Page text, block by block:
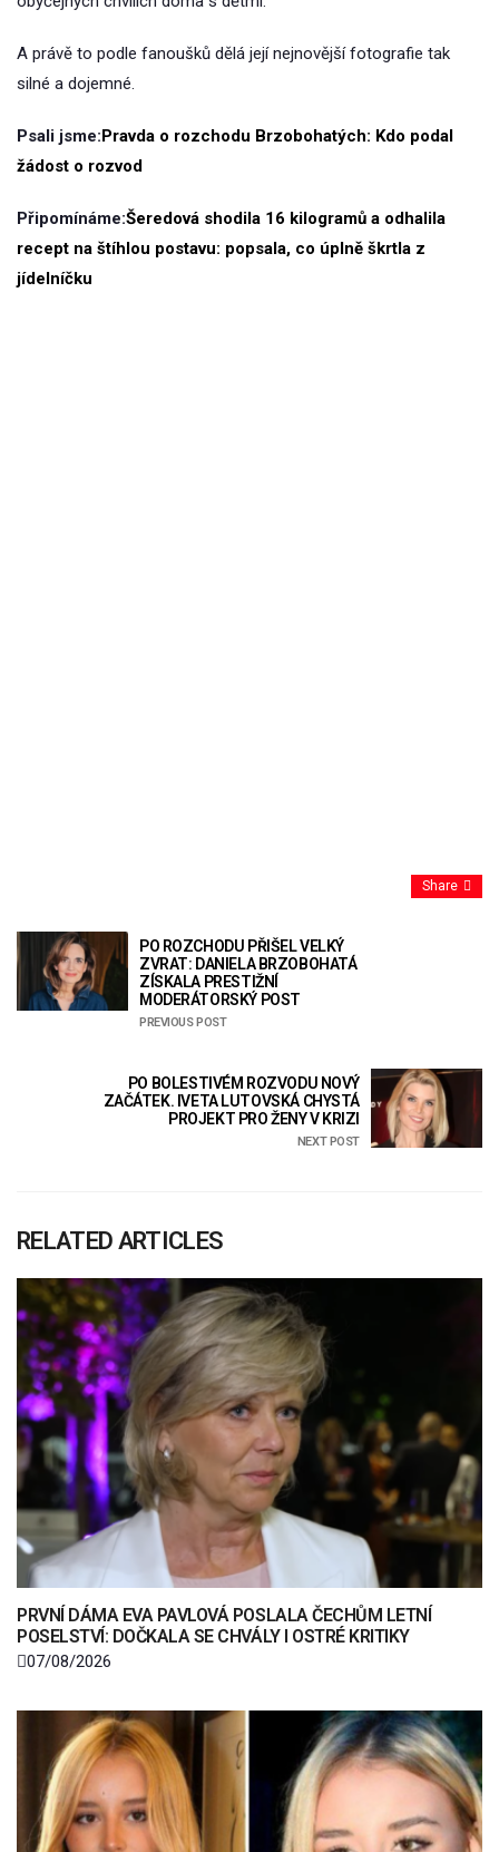
A právě to podle fanoušků dělá její nejnovější fotografie tak
silné a dojemné.
Psali jsme:Pravda o rozchodu Brzobohatých: Kdo podal
žádost o rozvod
Připomínáme:Šeredová shodila 16 kilogramů a odhalila
recept na štíhlou postavu: popsala, co úplně škrtla z
jídelníčku
Share
PO ROZCHODU PŘIŠEL VELKÝ
ZVRAT: DANIELA BRZOBOHATÁ
ZÍSKALA PRESTIŽNÍ
MODERÁTORSKÝ POST
PREVIOUS POST
PO BOLESTIVÉM ROZVODU NOVÝ
ZAČÁTEK. IVETA LUTOVSKÁ CHYSTÁ
PROJEKT PRO ŽENY V KRIZI
NEXT POST
RELATED ARTICLES
PRVNÍ DÁMA EVA PAVLOVÁ POSLALA ČECHŮM LETNÍ
POSELSTVÍ: DOČKALA SE CHVÁLY I OSTRÉ KRITIKY
07/08/2026